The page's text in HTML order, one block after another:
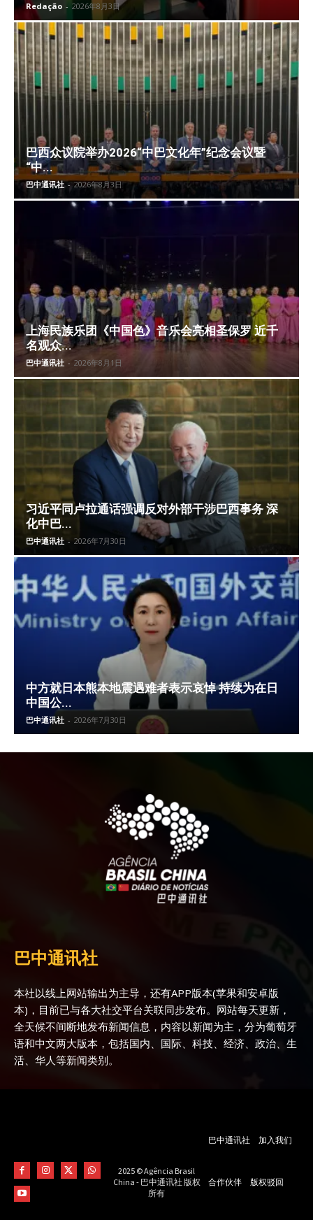
Redação - 2026年8月3日
巴西众议院举办2026“中巴文化年”纪念会议暨
“中...
巴中通讯社 - 2026年8月3日
上海民族乐团《中国色》音乐会亮相圣保罗 近千
名观众...
巴中通讯社 - 2026年8月1日
习近平同卢拉通话强调反对外部干涉巴西事务 深
化中巴...
巴中通讯社 - 2026年7月30日
中方就日本熊本地震遇难者表示哀悼 持续为在日
中国公...
巴中通讯社 - 2026年7月30日
巴中通讯社
本社以线上网站输出为主导，还有APP版本(苹果和安卓版
本)，目前已与各大社交平台关联同步发布。网站每天更新，
全天候不间断地发布新闻信息，内容以新闻为主，分为葡萄牙
语和中文两大版本，包括国内、国际、科技、经济、政治、生
活、华人等新闻类别。
2025 © Agência Brasil
China - 巴中通讯社 版权
所有
巴中通讯社 加入我们
合作伙伴 版权驳回